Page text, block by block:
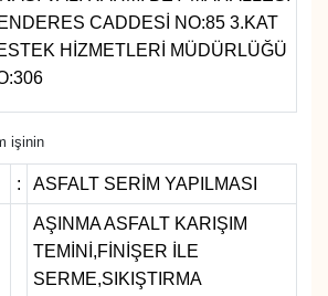
CADDESİ NO:85 3.KAT
HİZMETLERİ MÜDÜRLÜĞÜ
işinin
: ASFALT SERİM YAPILMASI
AŞINMA ASFALT KARIŞIM
TEMİNİ,FİNİŞER İLE
SERME,SIKIŞTIRMA